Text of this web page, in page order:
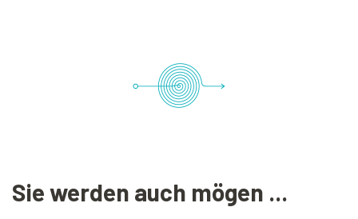
Sie werden auch mögen ...